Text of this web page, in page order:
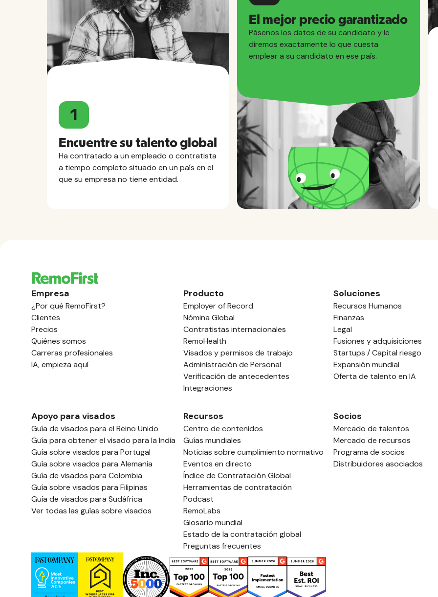
1
Encuentre su talento global
Ha contratado a un empleado o contratista
a tiempo completo situado en un país en el
que su empresa no tiene entidad.
El mejor precio garantizado
Pásenos los datos de su candidato y le
diremos exactamente lo que cuesta
emplear a su candidato en ese país.
Empresa
¿Por qué RemoFirst?
Clientes
Precios
Quiénes somos
Carreras profesionales
IA, empieza aquí
Producto
Employer of Record
Nómina Global
Contratistas internacionales
RemoHealth
Visados y permisos de trabajo
Administración de Personal
Verificación de antecedentes
Integraciones
Soluciones
Recursos Humanos
Finanzas
Legal
Fusiones y adquisiciones
Startups / Capital riesgo
Expansión mundial
Oferta de talento en IA
Apoyo para visados
Guía de visados para el Reino Unido
Guía para obtener el visado para la India
Guía sobre visados para Portugal
Guía sobre visados para Alemania
Guía de visados para Colombia
Guía sobre visados para Filipinas
Guía de visados para Sudáfrica
Ver todas las guías sobre visados
Recursos
Centro de contenidos
Guías mundiales
Noticias sobre cumplimiento normativo
Eventos en directo
Índice de Contratación Global
Herramientas de contratación
Podcast
RemoLabs
Glosario mundial
Estado de la contratación global
Preguntas frecuentes
Socios
Mercado de talentos
Mercado de recursos
Programa de socios
Distribuidores asociados